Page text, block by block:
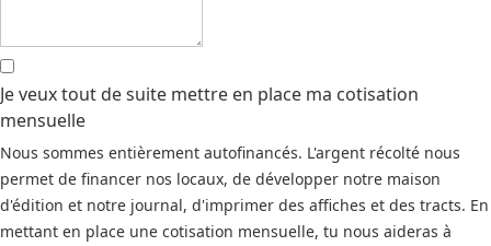
Je veux tout de suite mettre en place ma cotisation
mensuelle
Nous sommes entièrement autofinancés. L'argent récolté nous
permet de financer nos locaux, de développer notre maison
d'édition et notre journal, d'imprimer des affiches et des tracts. En
mettant en place une cotisation mensuelle, tu nous aideras à